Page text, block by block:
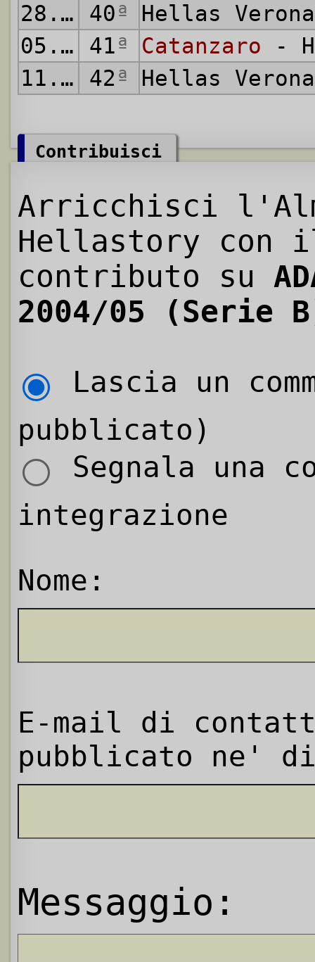
28.05.2005
40ª
Hellas
05.06.2005
41ª Catanzaro -
11.06.2005
42ª Hellas
Contribuisci
Arricchisci
Hellastory con
contributo su
2004/05 (Serie
Lascia un
pubblicato)
Segnala una
integrazione
Nome:
E-mail di
pubblicato ne'
Messaggio: